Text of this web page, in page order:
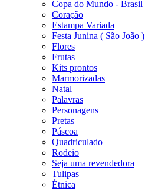
Copa do Mundo - Brasil
Coração
Estampa Variada
Festa Junina ( São João )
Flores
Frutas
Kits prontos
Marmorizadas
Natal
Palavras
Personagens
Pretas
Páscoa
Quadriculado
Rodeio
Seja uma revendedora
Tulipas
Étnica